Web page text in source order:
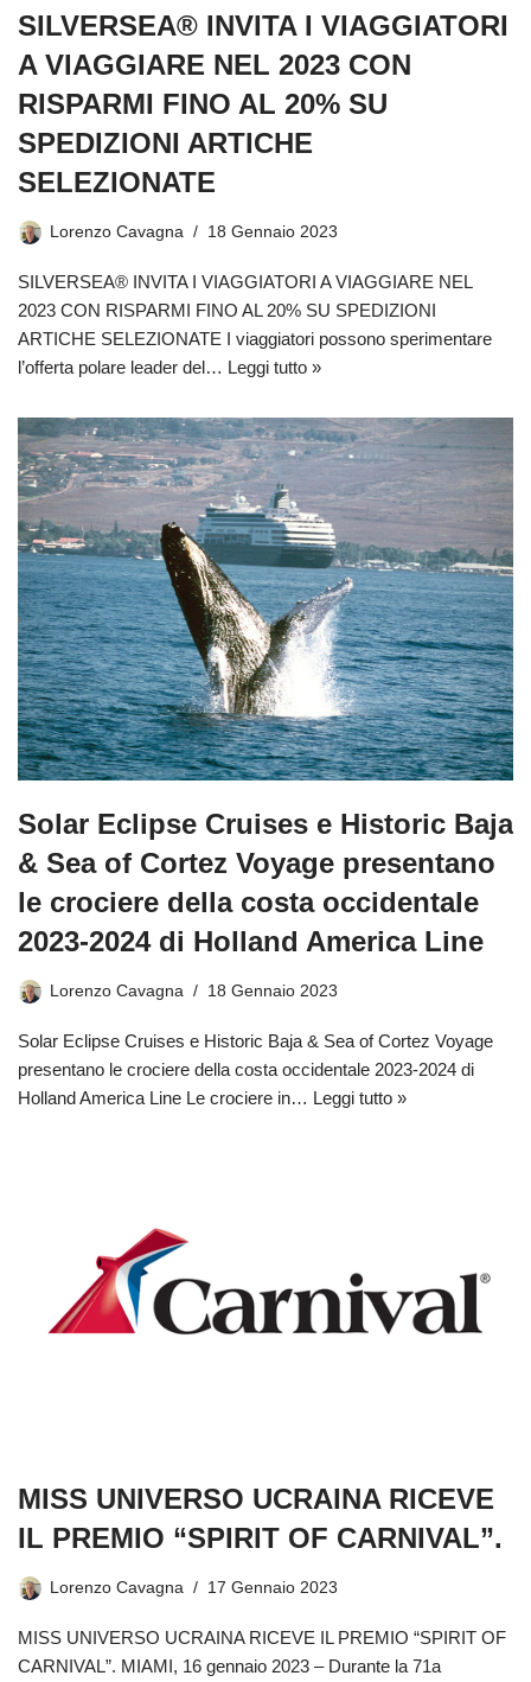
SILVERSEA® INVITA I VIAGGIATORI
A VIAGGIARE NEL 2023 CON
RISPARMI FINO AL 20% SU
SPEDIZIONI ARTICHE
SELEZIONATE
Lorenzo Cavagna 18 Gennaio 2023
SILVERSEA® INVITA I VIAGGIATORI A VIAGGIARE NEL
2023 CON RISPARMI FINO AL 20% SU SPEDIZIONI
ARTICHE SELEZIONATE I viaggiatori possono sperimentare
l’offerta polare leader del… Leggi tutto »
Solar Eclipse Cruises e Historic Baja
& Sea of Cortez Voyage presentano
le crociere della costa occidentale
2023-2024 di Holland America Line
Lorenzo Cavagna 18 Gennaio 2023
Solar Eclipse Cruises e Historic Baja & Sea of Cortez Voyage
presentano le crociere della costa occidentale 2023-2024 di
Holland America Line Le crociere in… Leggi tutto »
MISS UNIVERSO UCRAINA RICEVE
IL PREMIO “SPIRIT OF CARNIVAL”.
Lorenzo Cavagna 17 Gennaio 2023
MISS UNIVERSO UCRAINA RICEVE IL PREMIO “SPIRIT OF
CARNIVAL”. MIAMI, 16 gennaio 2023 – Durante la 71a